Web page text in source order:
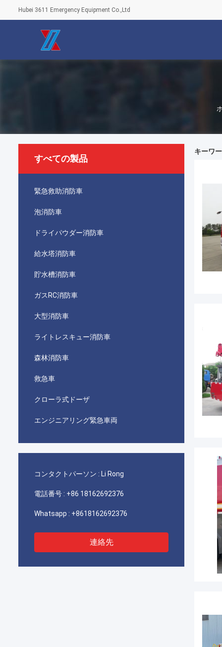
Hubei 3611 Emergency Equipment Co.,Ltd
すべての製品
緊急救助消防車
泡消防車
ドライパウダー消防車
給水塔消防車
貯水槽消防車
ガスRC消防車
大型消防車
ライトレスキュー消防車
森林消防車
救急車
クローラ式ドーザ
エンジニアリング緊急車両
コンタクトパーソン : Li Rong
電話番号 : +86 18162692376
Whatsapp : +8618162692376
連絡先
キーワ